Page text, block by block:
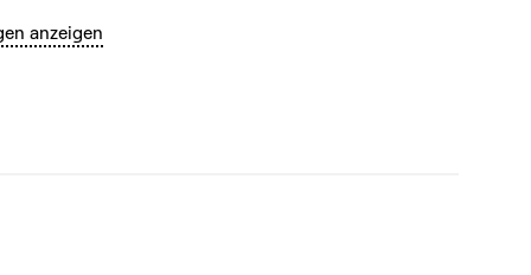
anzeigen